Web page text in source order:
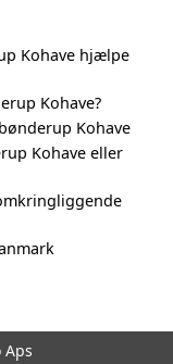
Kohave hjælpe
Kohave?
Kohave
Kohave eller
Aps